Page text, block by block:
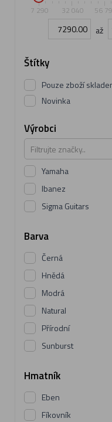
7 290 32 040 56
až
Štítky
Pouze zboží
Novinka
Výrobci
Yamaha
Ibanez
Sigma Guitars
Barva
Černá
Hnědá
Modrá
Natural
Přírodní
Sunburst
Hmatník
Eben
Fíkovník